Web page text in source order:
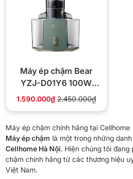
Máy ép chậm Bear
YZJ-D01Y6 100W
miệng ống 103mm
1.590.000₫ 2.450.000₫
Máy ép chậm chính hãng tại Cellhome
Máy ép chậm là một trong những
Cellhome Hà Nội. Hiện chúng tôi đang
chậm chính hãng từ các thương hiệu
Việt Nam.